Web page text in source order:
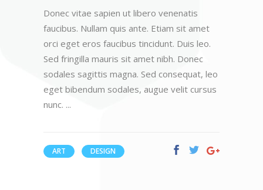
Donec vitae sapien ut libero venenatis
faucibus. Nullam quis ante. Etiam sit amet
orci eget eros faucibus tincidunt. Duis leo.
Sed fringilla mauris sit amet nibh. Donec
sodales sagittis magna. Sed consequat, leo
eget bibendum sodales, augue velit cursus
nunc.
ART DESIGN